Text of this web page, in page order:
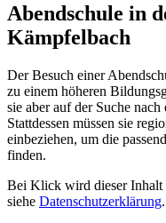
Abendschule in
Kämpfelbach
Der Besuch einer
zu einem höheren
sie aber auf der Suche
Stattdessen müssen sie
einbeziehen, um die
finden.
Bei Klick wird dieser Inhalt
siehe Datenschutzerklärung.